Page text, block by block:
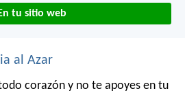
En tu sitio web
al Azar
corazón y no te apoyes en tu